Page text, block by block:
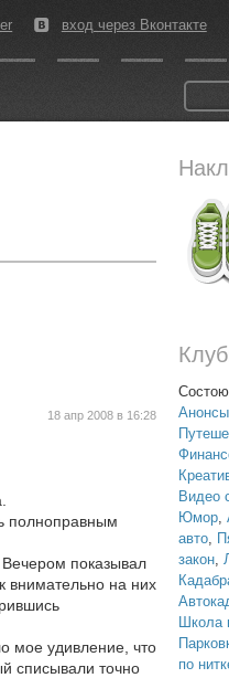
вход через Вконтакте
Анонсы
Видео
Юмор,
авто,
закон,
Школа
по
18 апр 2008 в 16:28
полноправным
показывал
внимательно на них
мое удивление, что
списывали точно